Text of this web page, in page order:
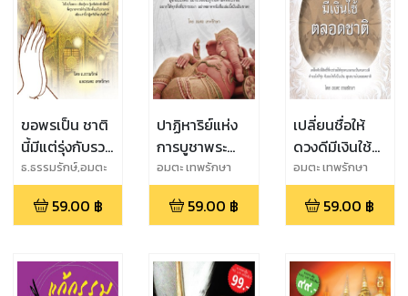
ขอพรเป็น ชาติ
นี้มีแต่รุ่งกับรวย
(ฉบับสมบูรณ์)
ธ.ธรรมรักษ์,อมตะ
เทพรักษา
59.00 ฿
ปาฏิหาริย์แห่ง
การบูชาพระ
พิฆเนศ
อมตะ เทพรักษา
59.00 ฿
เปลี่ยนชื่อให้
ดวงดีมีเงินใช้
ตลอดชาติ
อมตะ เทพรักษา
59.00 ฿